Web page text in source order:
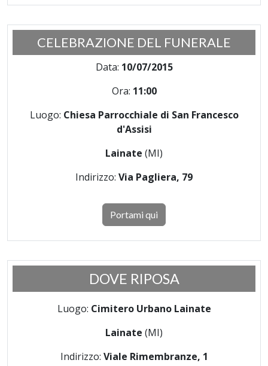
CELEBRAZIONE DEL FUNERALE
Data: 10/07/2015
Ora: 11:00
Luogo: Chiesa Parrocchiale di San Francesco
d'Assisi
Lainate (MI)
Indirizzo: Via Pagliera, 79
Portami qui
DOVE RIPOSA
Luogo: Cimitero Urbano Lainate
Lainate (MI)
Indirizzo: Viale Rimembranze, 1